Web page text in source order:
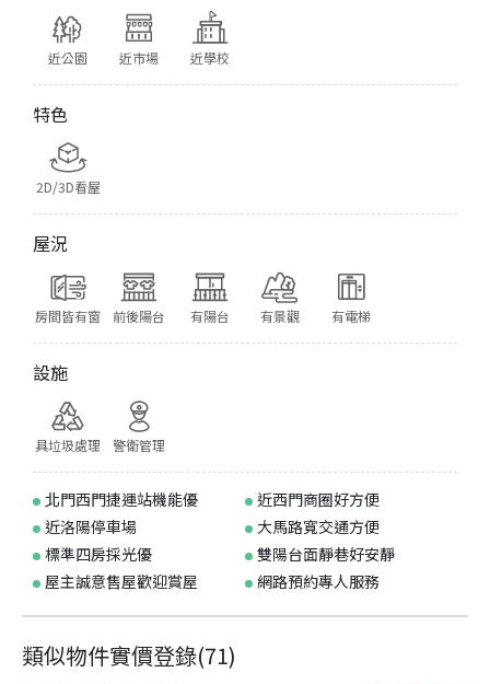
近公園 近市場 近學校
特色
2D/3D看屋
屋況
房間皆有窗 前後陽台 有陽台 有景觀 有電梯
設施
具垃圾處理 警衛管理
北門西門捷運站機能優
近西門商圈好方便
近洛陽停車場
大馬路寬交通方便
標準四房採光優
雙陽台面靜巷好安靜
屋主誠意售屋歡迎賞屋
網路預約專人服務
類似物件實價登錄(71)